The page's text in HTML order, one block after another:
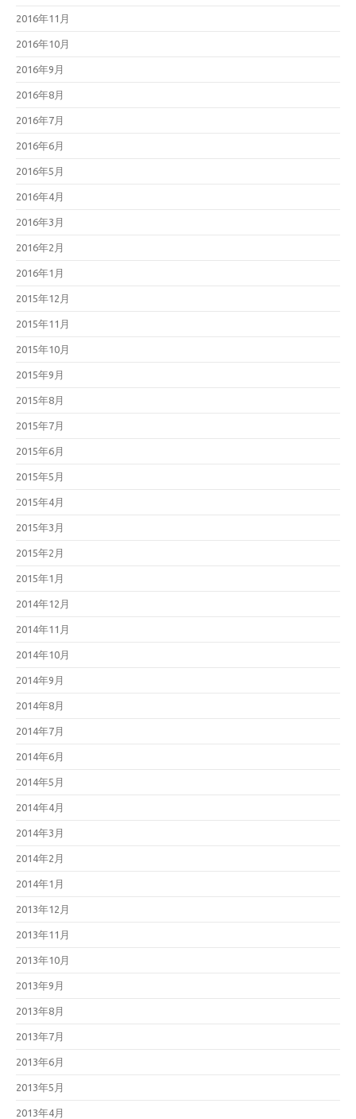
2016年11月
2016年10月
2016年9月
2016年8月
2016年7月
2016年6月
2016年5月
2016年4月
2016年3月
2016年2月
2016年1月
2015年12月
2015年11月
2015年10月
2015年9月
2015年8月
2015年7月
2015年6月
2015年5月
2015年4月
2015年3月
2015年2月
2015年1月
2014年12月
2014年11月
2014年10月
2014年9月
2014年8月
2014年7月
2014年6月
2014年5月
2014年4月
2014年3月
2014年2月
2014年1月
2013年12月
2013年11月
2013年10月
2013年9月
2013年8月
2013年7月
2013年6月
2013年5月
2013年4月